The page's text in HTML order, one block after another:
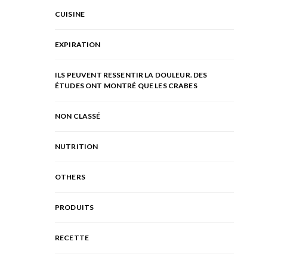
CUISINE
EXPIRATION
ILS PEUVENT RESSENTIR LA DOULEUR. DES
ÉTUDES ONT MONTRÉ QUE LES CRABES
NON CLASSÉ
NUTRITION
OTHERS
PRODUITS
RECETTE